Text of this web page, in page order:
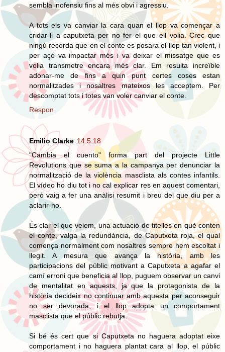
sembla inofensiu fins al més obvi i agressiu.
A tots els va canviar la cara quan el llop va començar a
cridar-li a caputxeta per no fer el que ell volia. Crec que
ningú recorda que en el conte es posara el llop tan violent, i
per açò va impactar més i va deixar el missatge que es
volia transmetre encara més clar. Em resulta increïble
adonar-me de fins a quin punt certes coses estan
normalitzades i nosaltres mateixos les acceptem. Per
descomptat tots i totes van voler canviar el conte.
Respon
Emilio Clarke 14.5.18
"Cambia el cuento" forma part del projecte Little
Revolutions que se suma a la campanya per denunciar la
normalització de la violència masclista als contes infantils.
El vídeo ho diu tot i no cal explicar res en aquest comentari,
però vaig a fer una anàlisi resumit i breu del que diu per a
aclarir-ho.
És clar el que veiem, una actuació de titelles en què conten
el conte, valga la redundància, de Caputxeta roja, el qual
comença normalment com nosaltres sempre hem escoltat i
llegit. A mesura que avança la història, amb les
participacions del públic motivant a Caputxeta a agafar el
camí erroni que beneficia al llop, puguem observar un canvi
de mentalitat en aquests, ja que la protagonista de la
història decideix no continuar amb aquesta per aconseguir
no ser devorada, i el llop adopta un comportament
masclista que el públic rebutja.
Si bé és cert que si Caputxeta no haguera adoptat eixe
comportament i no haguera plantat cara al llop, el públic